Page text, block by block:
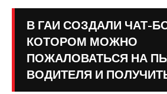
В ГАИ СОЗДАЛИ ЧАТ-
КОТОРОМ МОЖНО
ПОЖАЛОВАТЬСЯ НА
ВОДИТЕЛЯ И